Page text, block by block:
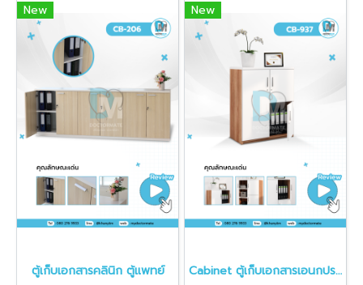
New
ตู้เก็บเอกสารคลินิก ตู้แพทย์
New
Cabinet ตู้เก็บเอกสารเอนกประสงค์